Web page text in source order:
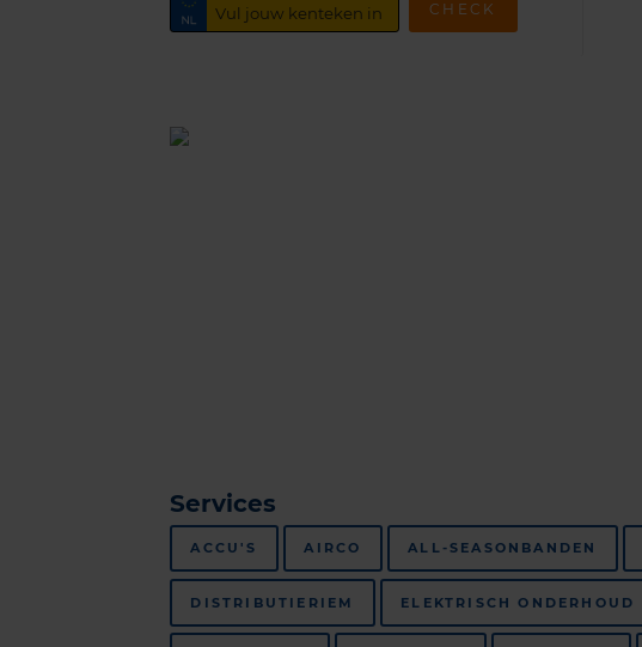
CHECK
Services
ACCU'S AIRCO ALL-SEASONBANDEN
DISTRIBUTIERIEM ELEKTRISCH ONDERHOUD